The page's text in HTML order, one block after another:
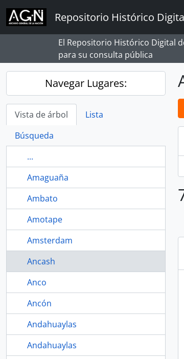
Skip to main content
Repositorio Histórico
El Repositorio Histórico Digital
para su consulta pública
Navegar Lugares:
Vista de árbol
Lista
Búsqueda
...
Amaguaña
Ambato
Amotape
Amsterdam
Ancash
Anco
Ancón
Andahuaylas
Andahuaylas